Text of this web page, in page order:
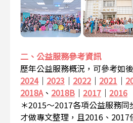
二、公益服務參考資訊
歷年公益服務概況，可參考如
2024｜ 2023 ｜ 2022 ｜ 2021 ｜
2018A、 2018B ｜ 2017 ｜ 2016
＊2015～2017各項公益服務
才做專文整理，且2016、2017